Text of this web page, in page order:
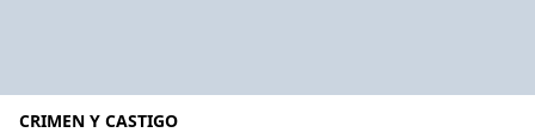
CRIMEN Y CASTIGO